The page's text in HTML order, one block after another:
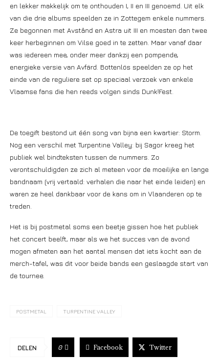
en lekker makkelijk om te onthouden I, II en III genoemd. Uit elk
van die drie albums speelden ze in Zottegem enkele nummers.
Ze begonnen met Avstånd en Astra uit III en moesten dan twee
keer herbeginnen om Vilse goed in te zetten. Maar vanaf daar
was iedereen mee, onder meer dankzij een pompende,
energieke versie van Avfärd. Bottenlös speelden ze op het
einde van de reguliere set op speciaal verzoek van enkele
Vlaamse fans die hen reeds volgen sinds Dunk!Fest.
De toegift bestond uit één song van bijna een kwartier: Storm.
Nog een verschil met Turpentine Valley: bij Sagor kreeg het
publiek wel bindteksten tussen de nummers. Zo
verontschuldigden ze zich al meteen voor de moeilijke en lange
bandnaam (vrij vertaald: verhalen die naar het einde leiden) en
waren ze heel dankbaar voor de kans om in Vlaanderen op te
treden.
Het is bij postmetal soms een beetje gissen hoe het publiek
het concert beelft, maar als we het succes van de avond
mogen afmeten aan het aantal mensen dat iets kocht aan de
merch-tafel, was dit voor beide bands een geslaagde start van
de tournee.
POSTMETAL TURPENTINE VALLEY
DELEN 0 Facebook Twitter